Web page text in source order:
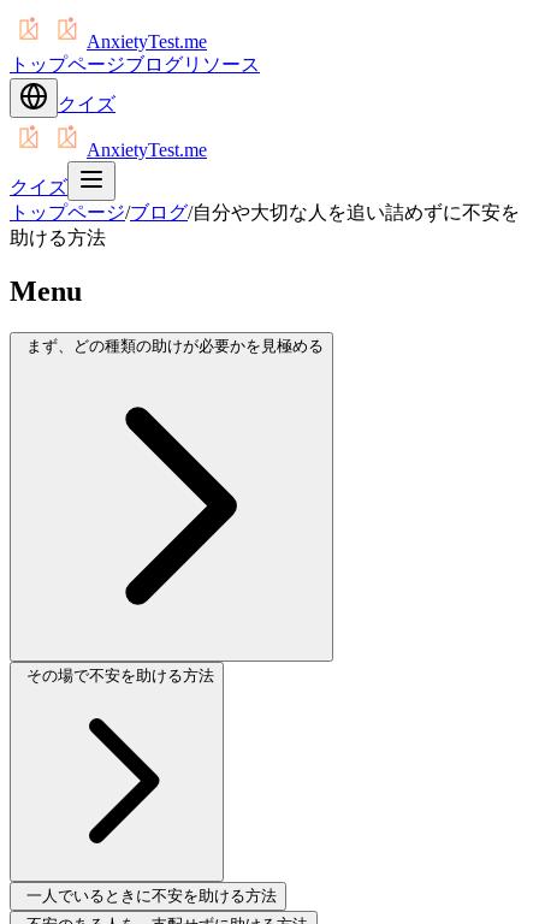
AnxietyTest.me
トップページブログリソース
クイズ
AnxietyTest.me
クイズ
トップページ/ブログ/自分や大切な人を追い詰めずに不安を
助ける方法
Menu
まず、どの種類の助けが必要かを見極める
その場で不安を助ける方法
一人でいるときに不安を助ける方法